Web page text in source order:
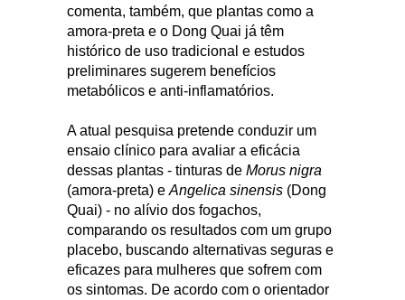
comenta, também, que plantas como a
amora-preta e o Dong Quai já têm
histórico de uso tradicional e estudos
preliminares sugerem benefícios
metabólicos e anti-inflamatórios.
A atual pesquisa pretende conduzir um
ensaio clínico para avaliar a eficácia
dessas plantas - tinturas de Morus nigra
(amora-preta) e Angelica sinensis (Dong
Quai) - no alívio dos fogachos,
comparando os resultados com um grupo
placebo, buscando alternativas seguras e
eficazes para mulheres que sofrem com
os sintomas. De acordo com o orientador